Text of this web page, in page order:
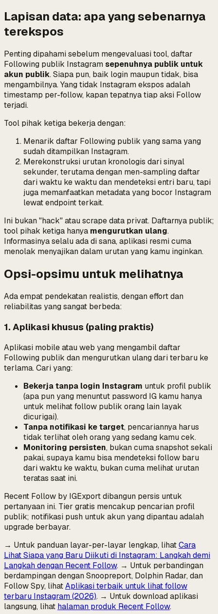
Lapisan data: apa yang sebenarnya
terekspos
Penting dipahami sebelum mengevaluasi tool, daftar
Following publik Instagramsepenuhnya publik untuk
akun publik. Siapa pun, baik login maupun tidak, bisa
mengambilnya. Yang tidak Instagram ekspos adalah
timestamp per-follow, kapan tepatnya tiap aksi Follow
terjadi.
Tool pihak ketiga bekerja dengan:
Menarik daftar Following publik yang sama yang
sudah ditampilkan Instagram.
Merekonstruksi urutan kronologis dari sinyal
sekunder, terutama dengan men-sampling daftar
dari waktu ke waktu dan mendeteksi entri baru, tapi
juga memanfaatkan metadata yang bocor Instagram
lewat endpoint terkait.
Ini bukan "hack" atau scrape data privat. Daftarnya publik;
tool pihak ketiga hanya mengurutkan ulang.
Informasinya selalu ada di sana, aplikasi resmi cuma
menolak menyajikan dalam urutan yang kamu inginkan.
Opsi-opsimu untuk melihatnya
Ada empat pendekatan realistis, dengan effort dan
reliabilitas yang sangat berbeda:
1. Aplikasi khusus (paling praktis)
Aplikasi mobile atau web yang mengambil daftar
Following publik dan mengurutkan ulang dari terbaru ke
terlama. Cari yang:
Bekerja tanpa login Instagram untuk profil publik
(apa pun yang menuntut password IG kamu hanya
untuk melihat follow publik orang lain layak
dicurigai).
Tanpa notifikasi ke target, pencariannya harus
tidak terlihat oleh orang yang sedang kamu cek.
Monitoring persisten, bukan cuma snapshot sekali
pakai, supaya kamu bisa mendeteksi follow baru
dari waktu ke waktu, bukan cuma melihat urutan
teratas saat ini.
Recent Follow by IGExport dibangun persis untuk
pertanyaan ini. Tier gratis mencakup pencarian profil
publik; notifikasi push untuk akun yang dipantau adalah
upgrade berbayar.
→ Untuk panduan layar-per-layar lengkap, lihatCara
Lihat Siapa yang Baru Diikuti di Instagram: Langkah demi
Langkah dengan Recent Follow. → Untuk perbandingan
berdampingan dengan Snoopreport, Dolphin Radar, dan
Follow Spy, lihatAplikasi terbaik untuk lihat follow
terbaru Instagram (2026). → Untuk download aplikasi
langsung, lihat halaman produk Recent Follow.